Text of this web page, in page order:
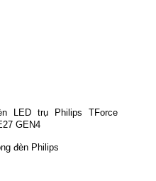
LED trụ Philips TForce
GEN4
đèn Philips